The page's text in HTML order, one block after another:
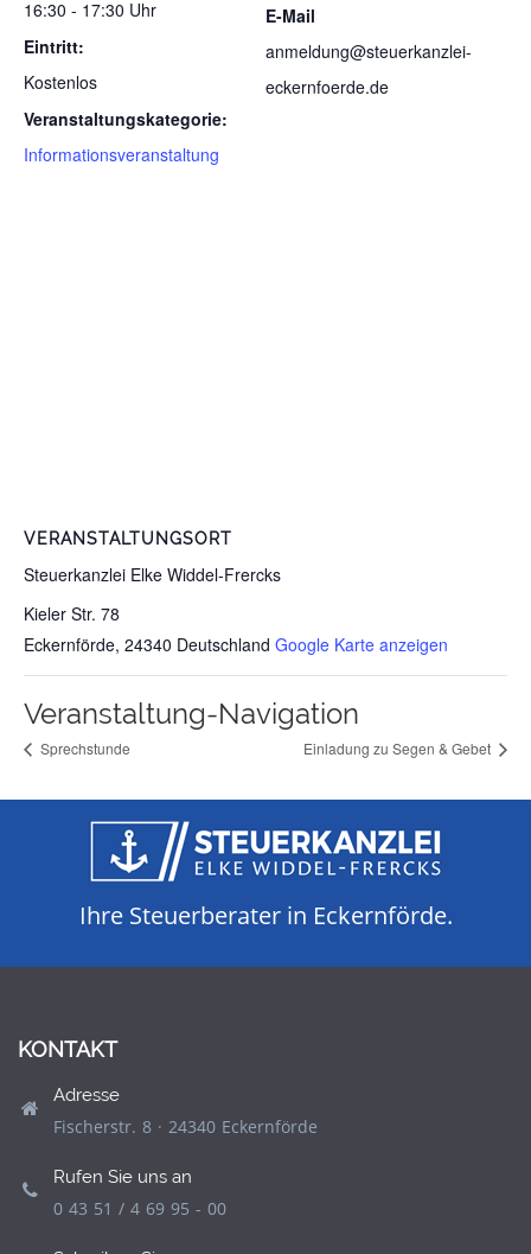
16:30 - 17:30 Uhr
Eintritt:
Kostenlos
Veranstaltungskategorie:
Informationsveranstaltung
E-Mail
anmeldung@steuerkanzlei-
eckernfoerde.de
VERANSTALTUNGSORT
Steuerkanzlei Elke Widdel-Frercks
Kieler Str. 78
Eckernförde, 24340 Deutschland Google Karte anzeigen
Veranstaltung-Navigation
Sprechstunde Einladung zu Segen & Gebet
Ihre Steuerberater in Eckernförde.
KONTAKT
Adresse
Fischerstr. 8 · 24340 Eckernförde
Rufen Sie uns an
0 43 51 / 4 69 95 - 00